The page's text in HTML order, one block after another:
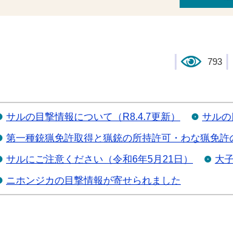
793
サルの目撃情報について（R8.4.7更新） サル
第一種銃猟免許取得と猟銃の所持許可・わな猟免許
サルにご注意ください（令和6年5月21日） 大
ニホンジカの目撃情報が寄せられました